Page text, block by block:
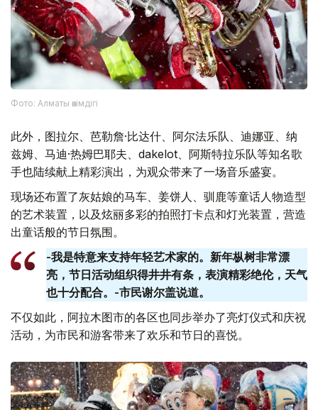
Фото: Алматы әкімдігі
此外，图拉尔、芭勒詹·比达什、阿尔法乐队、迪娜亚、纳
兹姆、马迪·热姆巴耶夫、dakelot、阿斯特拉乐队等知名歌
手也陆续献上精彩演出，为观众带来了一场音乐盛宴。
现场还布置了灰姑娘的马车、姜饼人、驯鹿等童话人物造型
的艺术装置，以及炫丽多彩的拍照打卡点和灯光装置，营造
出童话般的节日氛围。
-我是特意来支持年轻艺术家的。新年枞树非常漂
亮，节日活动组织得井井有条，表演精彩绝伦，天气
也十分配合。-市民谢尔盖说道。
不仅如此，阿拉木图市的各区也同步举办了亮灯仪式和庆祝
活动，为市民和游客带来了欢乐和节日的喜悦。